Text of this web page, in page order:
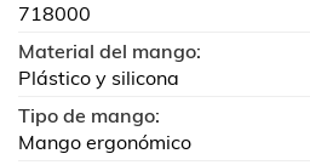
718000
Material del mango:
Plástico y silicona
Tipo de mango:
Mango ergonómico